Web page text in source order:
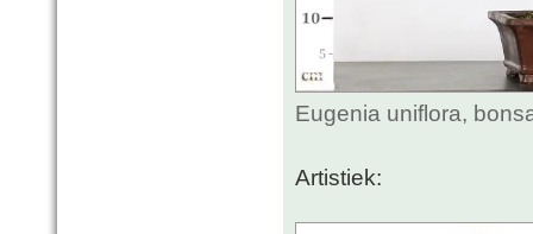
Eugenia uniflora,
Artistiek: